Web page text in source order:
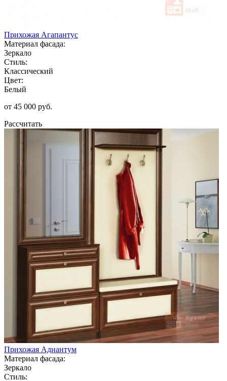
Прихожая Агапантус
Материал фасада:
Зеркало
Стиль:
Классический
Цвет:
Белый
от 45 000 руб.
Рассчитать
Прихожая Адиантум
Материал фасада:
Зеркало
Стиль: